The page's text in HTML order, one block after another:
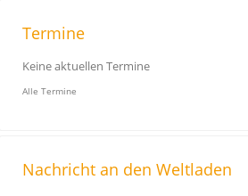
Termine
Keine aktuellen Termine
Alle Termine
Nachricht an den Weltladen